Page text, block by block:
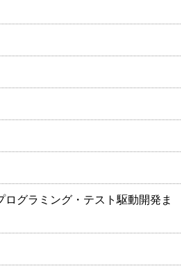
ログラミング・テスト駆動開発ま